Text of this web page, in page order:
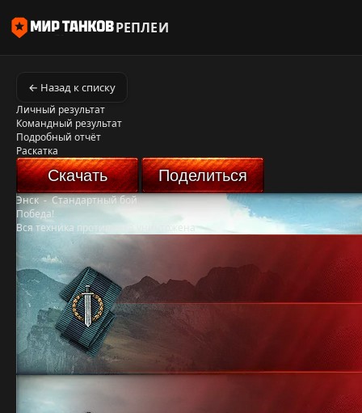
РЕПЛЕИ
← Назад к списку
Личный результат
Командный результат
Подробный отчёт
Раскатка
Скачать Поделиться
Энск-Стандартный бой
Победа!
Вся техника противника уничтожена